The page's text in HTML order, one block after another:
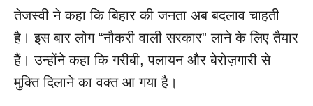
तेजस्वी ने कहा कि बिहार की जनता अब बदलाव चाहती
है। इस बार लोग “नौकरी वाली सरकार” लाने के लिए तैयार
हैं। उन्होंने कहा कि गरीबी, पलायन और बेरोज़गारी से
मुक्ति दिलाने का वक्त आ गया है।